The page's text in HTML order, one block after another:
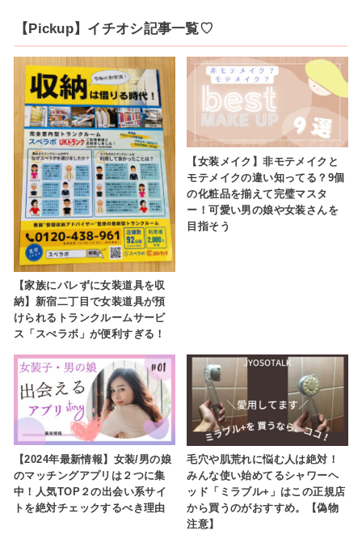
【Pickup】イチオシ記事一覧♡
【家族にバレずに女装道具を収
納】新宿二丁目で女装道具が預
けられるトランクルームサービ
ス「スぺラボ」が便利すぎる！
【女装メイク】非モテメイクと
モテメイクの違い知ってる？9個
の化粧品を揃えて完璧マスタ
ー！可愛い男の娘や女装さんを
目指そう
【2024年最新情報】女装/男の娘
のマッチングアプリは２つに集
中！人気TOP２の出会い系サイ
トを絶対チェックするべき理由
毛穴や肌荒れに悩む人は絶対！
みんな使い始めてるシャワーヘ
ッド「ミラブル+」はこの正規店
から買うのがおすすめ。【偽物
注意】